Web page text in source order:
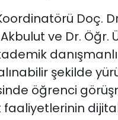
Doç.
ve Dr. Öğr.
şekilde
öğrenci
faaliyetlerinin